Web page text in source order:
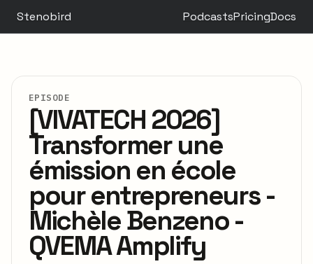
Stenobird PodcastsPricingDocs
EPISODE
[VIVATECH 2026]
Transformer une
émission en école
pour entrepreneurs -
Michèle Benzeno -
QVEMA Amplify